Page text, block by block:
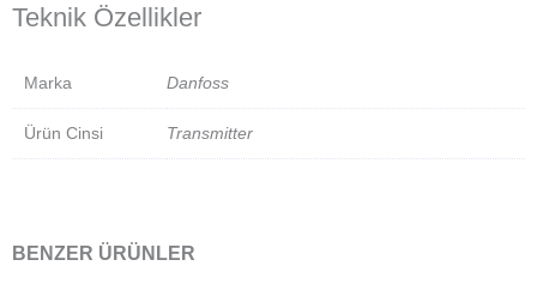
Teknik Özellikler
Marka Danfoss
Ürün Cinsi Transmitter
BENZER ÜRÜNLER